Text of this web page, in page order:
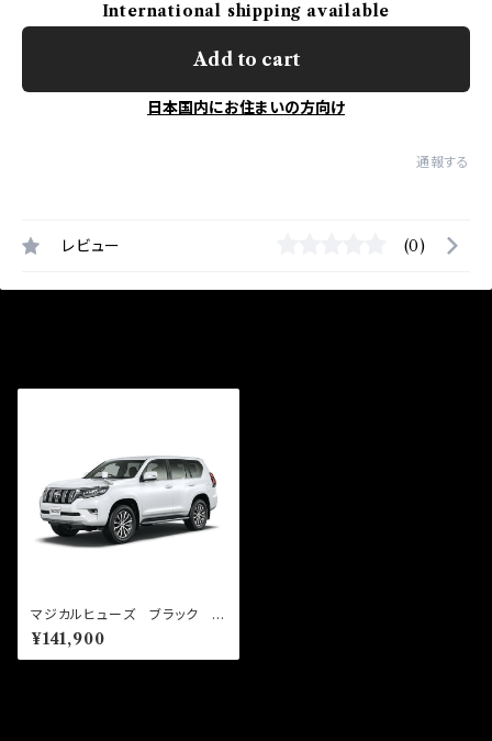
International shipping available
Add to cart
日本国内にお住まいの方向け
通報する
レビュー (0)
マジカルヒューズ ブラック フ
ルキット ランドクルーザープラ
ド GDJ151 MFTFB699
86個
¥141,900